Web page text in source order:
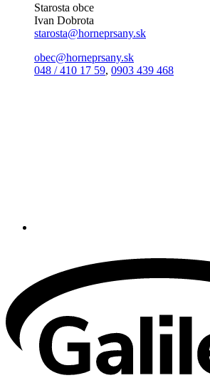
Starosta obce
Ivan Dobrota
starosta@horneprsany.sk
obec@horneprsany.sk
048 / 410 17 59, 0903 439 468